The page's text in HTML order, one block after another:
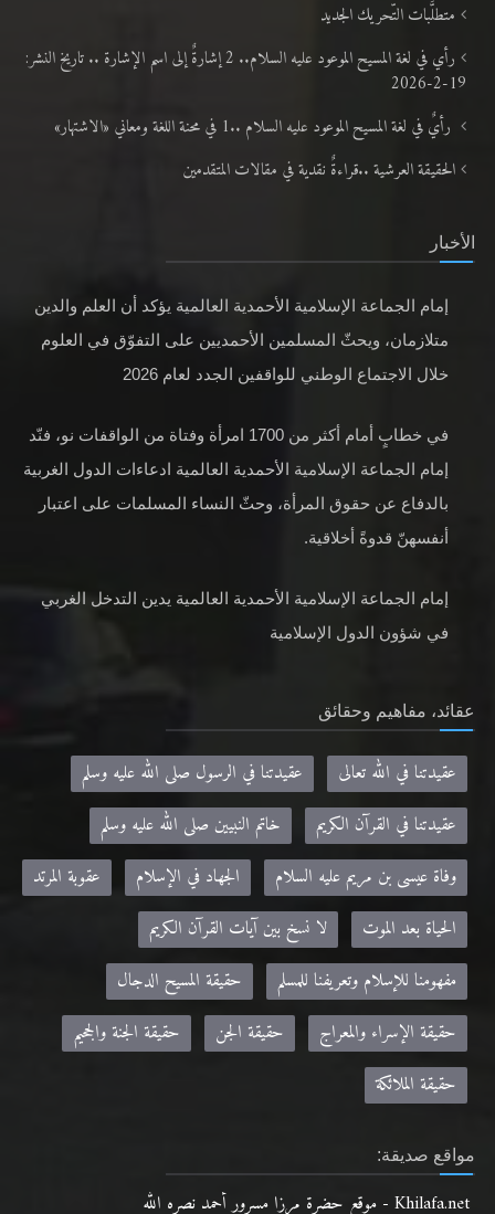
متطلَّبات التّحريك الجديد
رأي في لغة المسيح الموعود عليه السلام.. 2 إشارةٌ إلى اسم الإشارة .. تاريخ النشر:
19-2-2026
رأيٌ في لغة المسيح الموعود عليه السلام ..1 في محنة اللغة ومعاني «الاشتهار»
الحقيقة العرشية ..قراءةٌ نقدية في مقالات المتقدمين
الأخبار
إمام الجماعة الإسلامية الأحمدية العالمية يؤكد أن العلم والدين
متلازمان، ويحثّ المسلمين الأحمديين على التفوّق في العلوم
خلال الاجتماع الوطني للواقفين الجدد لعام 2026
في خطابٍ أمام أكثر من 1700 امرأة وفتاة من الواقفات نو، فنّد
إمام الجماعة الإسلامية الأحمدية العالمية ادعاءات الدول الغربية
بالدفاع عن حقوق المرأة، وحثّ النساء المسلمات على اعتبار
أنفسهنّ قدوةً أخلاقية.
إمام الجماعة الإسلامية الأحمدية العالمية يدين التدخل الغربي
في شؤون الدول الإسلامية
عقائد، مفاهيم وحقائق
عقيدتنا في الله تعالى
عقيدتنا في الرسول صلى الله عليه وسلم
عقيدتنا في القرآن الكريم
خاتم النبيين صلى الله عليه وسلم
وفاة عيسى بن مريم عليه السلام
الجهاد في الإسلام
عقوبة المرتد
الحياة بعد الموت
لا نسخ بين آيات القرآن الكريم
مفهومنا للإسلام وتعريفنا للمسلم
حقيقة المسيح الدجال
حقيقة الإسراء والمعراج
حقيقة الجن
حقيقة الجنة والجحيم
حقيقة الملائكة
مواقع صديقة:
Khilafa.net - موقع حضرة مرزا مسرور أحمد نصره الله